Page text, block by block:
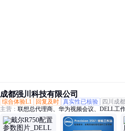
成都强川科技有限公司
综合体验L1
回复及时 真实性已核验
四川成都
主营： 联想总代理商、华为视频会议、DELL工
议、机架式服务器、塔式服务器、塔式工作站、
业智慧屏、HPE服务器、华三服务器、华为交换